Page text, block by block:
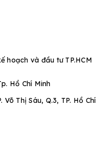
hoạch và đầu tư TP.HCM
Hồ Chí Minh
Thị Sáu, Q.3, TP. Hồ Chí